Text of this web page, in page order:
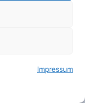
Impressum